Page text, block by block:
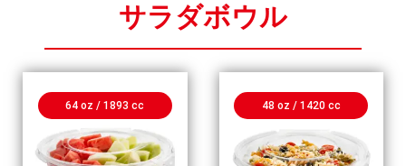
サラダボウル
64 oz / 1893 cc 48 oz / 1420 cc